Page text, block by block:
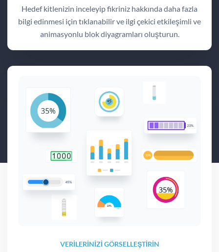
Hedef kitlenizin inceleyip fikriniz hakkında daha fazla
bilgi edinmesi için tıklanabilir ve ilgi çekici etkileşimli ve
animasyonlu blok diyagramları oluşturun.
VERİLERİNİZİ GÖRSELLEŞTİRİN